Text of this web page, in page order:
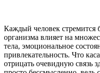
Каждый человек стремится
организма влияет на
тела, эмоциональное
привлекательность. Что
отрицать очевидную связь